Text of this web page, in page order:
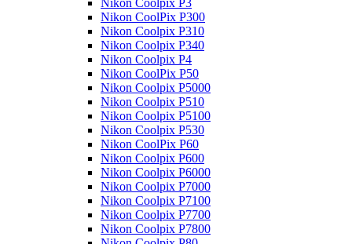
Nikon Coolpix P3
Nikon CoolPix P300
Nikon Coolpix P310
Nikon Coolpix P340
Nikon Coolpix P4
Nikon CoolPix P50
Nikon Coolpix P5000
Nikon Coolpix P510
Nikon Coolpix P5100
Nikon Coolpix P530
Nikon CoolPix P60
Nikon Coolpix P600
Nikon Coolpix P6000
Nikon Coolpix P7000
Nikon Coolpix P7100
Nikon Coolpix P7700
Nikon Coolpix P7800